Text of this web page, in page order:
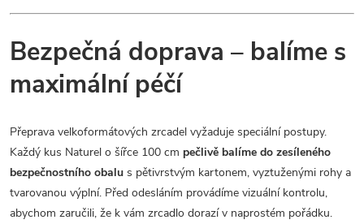
Bezpečná doprava – balíme s
maximální péčí
Přeprava velkoformátových zrcadel vyžaduje speciální postupy.
Každý kus Naturel o šířce 100 cm pečlivě balíme do zesíleného
bezpečnostního obalu s pětivrstvým kartonem, vyztuženými rohy a
tvarovanou výplní. Před odesláním provádíme vizuální kontrolu,
abychom zaručili, že k vám zrcadlo dorazí v naprostém pořádku.